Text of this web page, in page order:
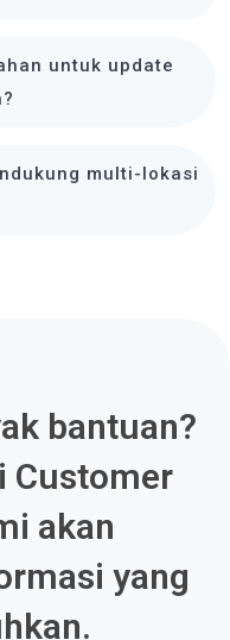
untuk update
multi-lokasi
bantuan?
Customer
akan
yang